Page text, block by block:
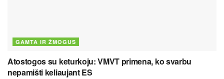
GAMTA IR ŽMOGUS
Atostogos su keturkoju: VMVT primena, ko svarbu
nepamišti keliaujant ES